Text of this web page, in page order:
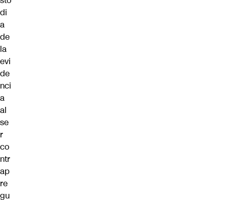
di
a
de
la
evi
de
nci
a
al
se
r
co
ntr
ap
re
gu